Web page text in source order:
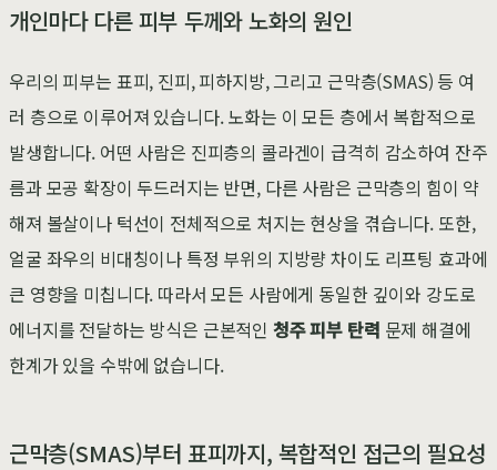
개인마다 다른 피부 두께와 노화의 원인
우리의 피부는 표피, 진피, 피하지방, 그리고 근막층(SMAS) 등 여
러 층으로 이루어져 있습니다. 노화는 이 모든 층에서 복합적으로
발생합니다. 어떤 사람은 진피층의 콜라겐이 급격히 감소하여 잔주
름과 모공 확장이 두드러지는 반면, 다른 사람은 근막층의 힘이 약
해져 볼살이나 턱선이 전체적으로 처지는 현상을 겪습니다. 또한,
얼굴 좌우의 비대칭이나 특정 부위의 지방량 차이도 리프팅 효과에
큰 영향을 미칩니다. 따라서 모든 사람에게 동일한 깊이와 강도로
에너지를 전달하는 방식은 근본적인 청주 피부 탄력 문제 해결에
한계가 있을 수밖에 없습니다.
근막층(SMAS)부터 표피까지, 복합적인 접근의 필요성